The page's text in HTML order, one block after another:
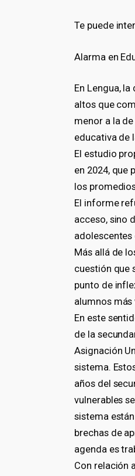
Te puede
Alarma en
En Lengua,
altos que
menor a la
educativa de
El estudio
en 2024, que
los
El informe
acceso, sino
adolescentes
Más allá de
cuestión que
punto de
alumnos
En este
de la
Asignación
sistema.
años del
vulnerables
sistema
brechas de
agenda es
Con relación